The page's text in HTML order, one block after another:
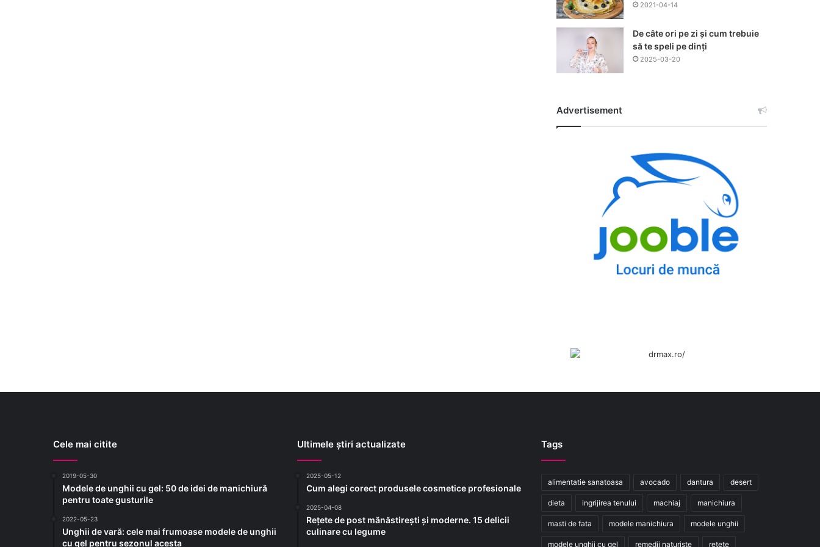
2021-04-14
De câte ori pe zi și cum trebuie
să te speli pe dinți
2025-03-20
Advertisement
Cele mai citite
2019-05-30
Modele de unghii cu gel: 50 de idei de manichiură
pentru toate gusturile
2022-05-23
Unghii de vară: cele mai frumoase modele de unghii
cu gel pentru sezonul acesta
Ultimele știri actualizate
2025-05-12
Cum alegi corect produsele cosmetice profesionale
2025-04-08
Rețete de post mănăstirești și moderne. 15 delicii
culinare cu legume
Tags
alimentatie sanatoasa avocado dantura desert
dieta ingrijirea tenului machiaj manichiura
masti de fata modele manichiura modele unghii
modele unghii cu gel remedii naturiste retete